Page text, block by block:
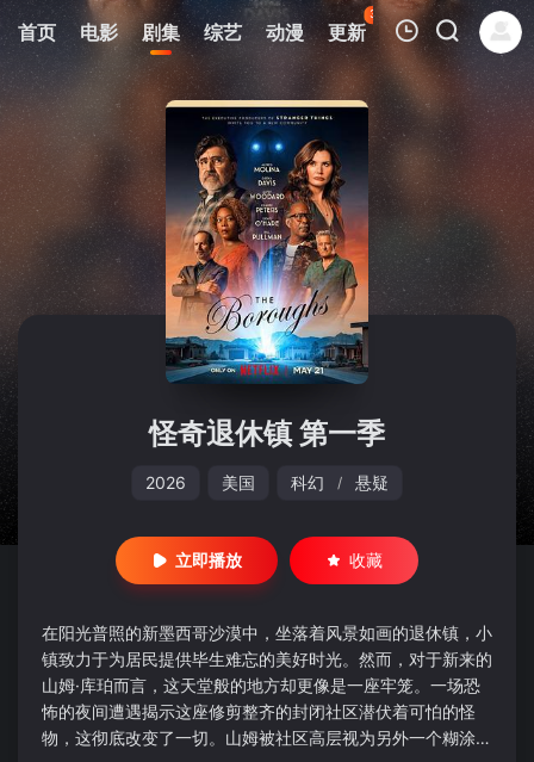
首页 电影 剧集 综艺 动漫 更新
35
热榜 APP
我的观影记录
暂无观看影片的记录
怪奇退休镇 第一季
2026 美国 科幻 / 悬疑
立即播放 收藏
在阳光普照的新墨西哥沙漠中，坐落着风景如画的退休镇，小
镇致力于为居民提供毕生难忘的美好时光。然而，对于新来的
山姆·库珀而言，这天堂般的地方却更像是一座牢笼。一场恐
怖的夜间遭遇揭示这座修剪整齐的封闭社区潜伏着可怕的怪
物，这彻底改变了一切。山姆被社区高层视为另外一个糊涂蛋